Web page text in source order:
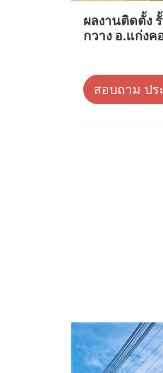
ผลงานติดตั้ง
กวาง อ.แก่งค
สอบถาม ปร